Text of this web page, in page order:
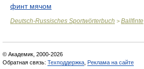
финт мячом
Deutsch-Russisches Sportwörterbuch > Ballfinte
© Академик, 2000-2026
Обратная связь: Техподдержка Реклама на сайте